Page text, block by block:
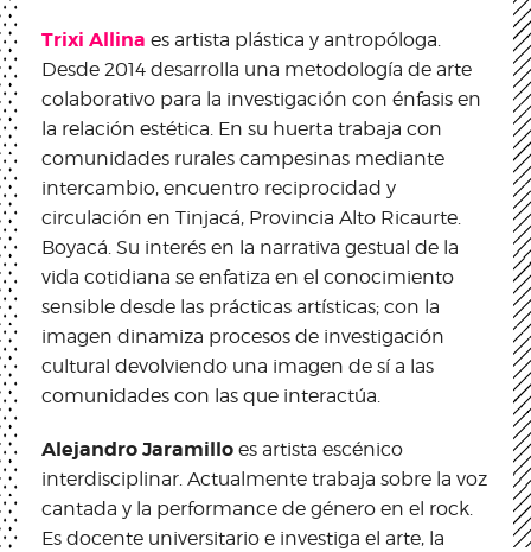
Trixi Allina es artista plástica y antropóloga.
Desde 2014 desarrolla una metodología de arte
colaborativo para la investigación con énfasis en
la relación estética. En su huerta trabaja con
comunidades rurales campesinas mediante
intercambio, encuentro reciprocidad y
circulación en Tinjacá, Provincia Alto Ricaurte.
Boyacá. Su interés en la narrativa gestual de la
vida cotidiana se enfatiza en el conocimiento
sensible desde las prácticas artísticas; con la
imagen dinamiza procesos de investigación
cultural devolviendo una imagen de sí a las
comunidades con las que interactúa.
Alejandro Jaramillo es artista escénico
interdisciplinar. Actualmente trabaja sobre la voz
cantada y la performance de género en el rock.
Es docente universitario e investiga el arte, la